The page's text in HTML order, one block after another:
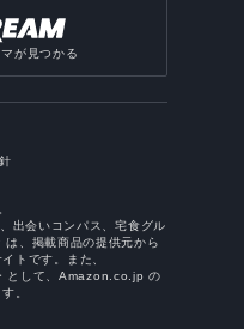
が見つかる
出会いコンパス、宅食グル
、掲載商品の提供元から
トです。また、
として、Amazon.co.jp の
。